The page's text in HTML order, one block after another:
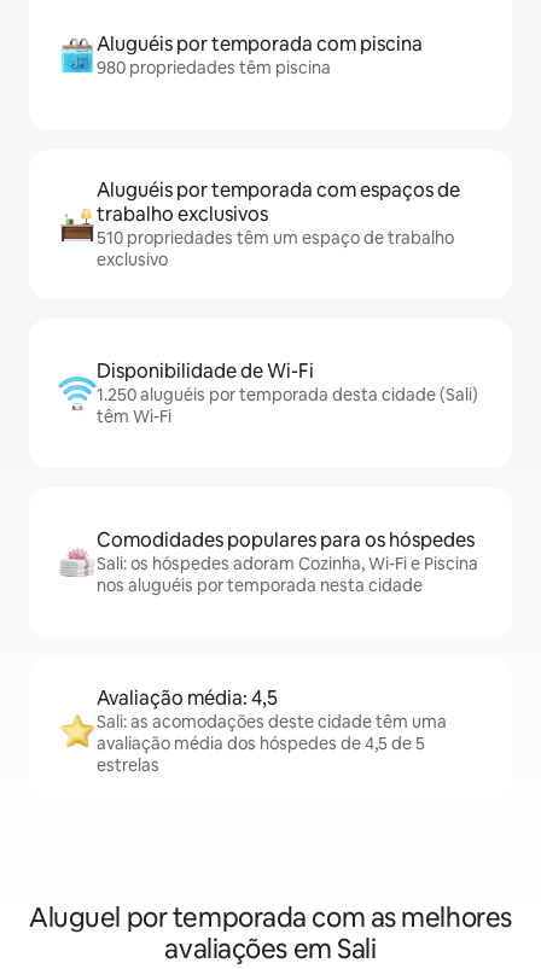
Aluguéis por temporada com piscina
980 propriedades têm piscina
Aluguéis por temporada com espaços de
trabalho exclusivos
510 propriedades têm um espaço de trabalho
exclusivo
Disponibilidade de Wi-Fi
1.250 aluguéis por temporada desta cidade (Sali)
têm Wi-Fi
Comodidades populares para os hóspedes
Sali: os hóspedes adoram Cozinha, Wi-Fi e Piscina
nos aluguéis por temporada nesta cidade
Avaliação média: 4,5
Sali: as acomodações deste cidade têm uma
avaliação média dos hóspedes de 4,5 de 5
estrelas
Aluguel por temporada com as melhores
avaliações em Sali